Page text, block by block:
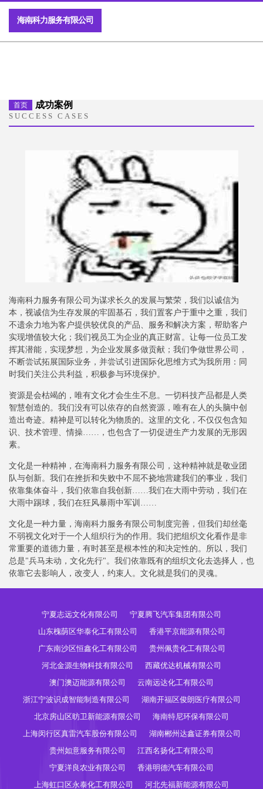
海南科力服务有限公司
首页 成功案例
SUCCESS CASES
海南科力服务有限公司为谋求长久的发展与繁荣，我们以诚信为
本，视诚信为生存发展的牢固基石，我们置客户于重中之重，我们
不遗余力地为客户提供较优良的产品、服务和解决方案，帮助客户
实现增值较大化；我们视员工为企业的真正财富。让每一位员工发
挥其潜能，实现梦想，为企业发展多做贡献；我们争做世界公司，
不断尝试拓展国际业务，并尝试引进国际化思维方式为我所用：同
时我们关注公共利益，积极参与环境保护。
资源是会枯竭的，唯有文化才会生生不息。一切科技产品都是人类
智慧创造的。我们没有可以依存的自然资源，唯有在人的头脑中创
造出奇迹。精神是可以转化为物质的。这里的文化，不仅仅包含知
识、技术管理、情操……，也包含了一切促进生产力发展的无形因
素。
文化是一种精神，在海南科力服务有限公司，这种精神就是敬业团
队与创新。我们在挫折和失败中不屈不挠地营建我们的事业，我们
依靠集体奋斗，我们依靠自我创新……我们在大雨中劳动，我们在
大雨中踢球，我们在狂风暴雨中军训……
文化是一种力量，海南科力服务有限公司制度完善，但我们却丝毫
不弱视文化对于一个人组织行为的作用。我们把组织文化看作是非
常重要的道德力量，有时甚至是根本性的和决定性的。所以，我们
总是"兵马未动，文化先行"。我们依靠既有的组织文化去选择人，也
依靠它去影响人，改变人，约束人。文化就是我们的灵魂。
宁夏志远文化有限公司
宁夏腾飞汽车集团有限公司
山东槐荫区华泰化工有限公司
香港平京能源有限公司
广东南沙区恒鑫化工有限公司
贵州佩贵化工有限公司
河北金源生物科技有限公司
西藏优达机械有限公司
澳门澳迈能源有限公司
云南远达化工有限公司
浙江宁波识成智能制造有限公司
湖南开福区俊朗医疗有限公司
北京房山区昉卫新能源有限公司
海南特尼环保有限公司
上海闵行区真雷汽车股份有限公司
湖南郴州达鑫证券有限公司
贵州如意服务有限公司
江西名扬化工有限公司
宁夏洋良农业有限公司
香港明德汽车有限公司
上海虹口区永泰化工有限公司
河北先福新能源有限公司